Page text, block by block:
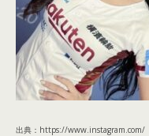
出典：https://www.instagram.com/